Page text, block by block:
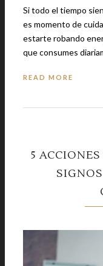
Si todo el tiempo
es momento de
estarte robando energía. Aunque lo dudes, los
que consumes
READ MORE
5